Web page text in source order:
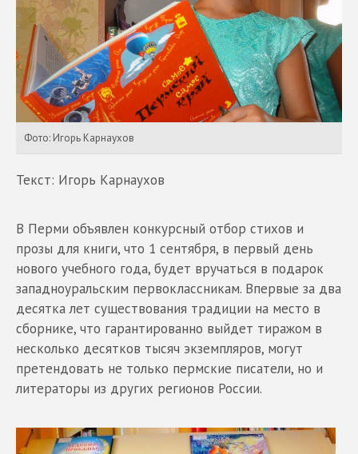
Фото: Игорь Карнаухов
Текст: Игорь Карнаухов
В Перми объявлен конкурсный отбор стихов и
прозы для книги, что 1 сентября, в первый день
нового учебного года, будет вручаться в подарок
западноуральским первоклассникам. Впервые за два
десятка лет существования традиции на место в
сборнике, что гарантированно выйдет тиражом в
несколько десятков тысяч экземпляров, могут
претендовать не только пермские писатели, но и
литераторы из других регионов России.